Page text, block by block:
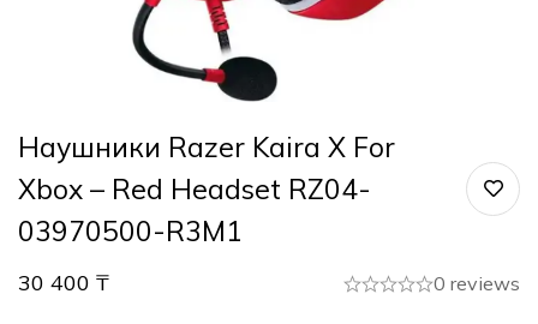
Наушники Razer Kaira X For
Xbox – Red Headset RZ04-
03970500-R3M1
30 400 ₸ 0 reviews